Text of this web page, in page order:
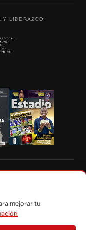
Y LIDERAZGO
de Vistazo.com.
mejorar tu